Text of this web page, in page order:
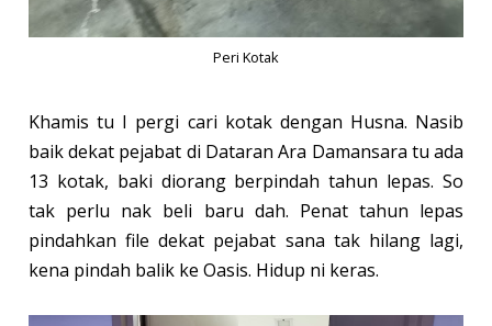
Peri Kotak
Khamis tu I pergi cari kotak dengan Husna. Nasib
baik dekat pejabat di Dataran Ara Damansara tu ada
13 kotak, baki diorang berpindah tahun lepas. So
tak perlu nak beli baru dah. Penat tahun lepas
pindahkan file dekat pejabat sana tak hilang lagi,
kena pindah balik ke Oasis. Hidup ni keras.